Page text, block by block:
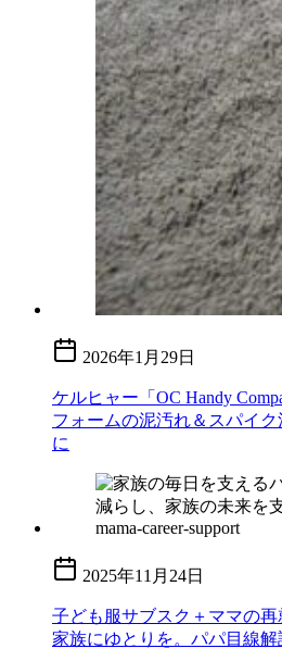
2026年1月29日
ケルヒャー「OC Handy
フォームの泥汚れ＆スパイ
に
2025年11月24日
子ども服サブスク＋ママの
家族にゆとりを。パパ目線解